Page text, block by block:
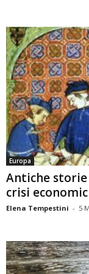
Europa
Antiche storie
crisi
Elena Tempestini - 5